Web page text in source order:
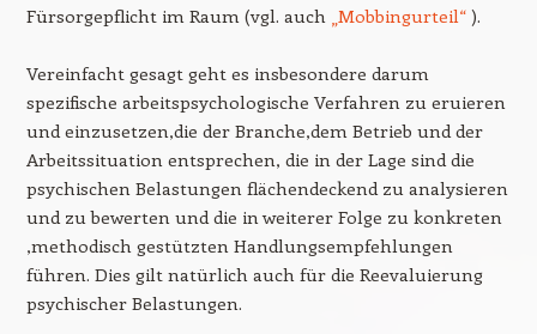
Fürsorgepflicht im Raum (vgl. auch „Mobbingurteil“).
Vereinfacht gesagt geht es insbesondere darum
spezifische arbeitspsychologische Verfahren zu eruieren
und einzusetzen,die der Branche,dem Betrieb und der
Arbeitssituation entsprechen, die in der Lage sind die
psychischen Belastungen flächendeckend zu analysieren
und zu bewerten und die in weiterer Folge zu konkreten
,methodisch gestützten Handlungsempfehlungen
führen. Dies gilt natürlich auch für die Reevaluierung
psychischer Belastungen.